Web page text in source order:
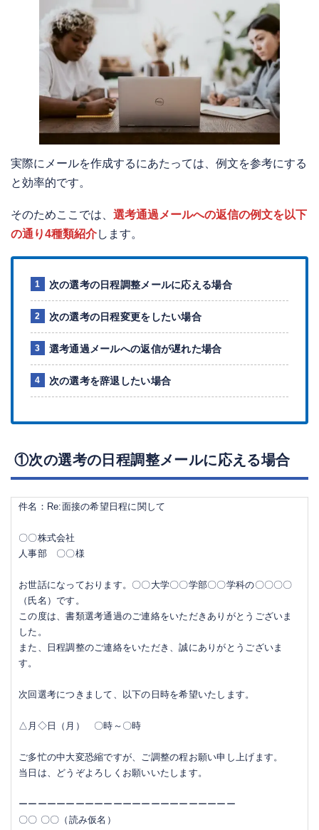
実際にメールを作成するにあたっては、例文を参考にする
と効率的です。
そのためここでは、 選考通過メールへの返信の例文を以下
の通り4種類紹介します。
次の選考の日程調整メールに応える場合
次の選考の日程変更をしたい場合
選考通過メールへの返信が遅れた場合
次の選考を辞退したい場合
①次の選考の日程調整メールに応える場合
件名：Re:面接の希望日程に関して
〇〇株式会社
人事部 〇〇様
お世話になっております。〇〇大学〇〇学部〇〇学科の〇〇〇〇
（氏名）です。
この度は、書類選考通過のご連絡をいただきありがとうございま
した。
また、日程調整のご連絡をいただき、誠にありがとうございま
す。
次回選考につきまして、以下の日時を希望いたします。
△月◇日（月） 〇時～〇時
ご多忙の中大変恐縮ですが、ご調整の程お願い申し上げます。
当日は、どうぞよろしくお願いいたします。
ーーーーーーーーーーーーーーーーーーーーーーー
〇〇 〇〇（読み仮名）